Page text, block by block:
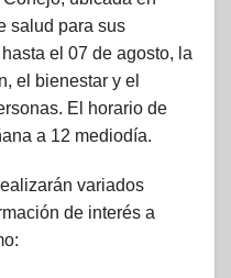
salud para sus
el 07 de agosto, la
el bienestar y el
El horario de
a 12 mediodía.
variados
de interés a